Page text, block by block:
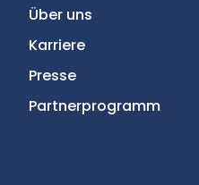
Über uns
Karriere
Presse
Partnerprogramm